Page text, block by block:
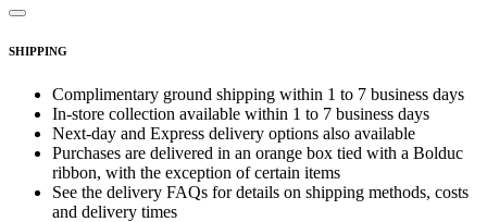
SHIPPING
Complimentary ground shipping within 1 to 7 business days
In-store collection available within 1 to 7 business days
Next-day and Express delivery options also available
Purchases are delivered in an orange box tied with a Bolduc
ribbon, with the exception of certain items
See the delivery FAQs for details on shipping methods, costs
and delivery times